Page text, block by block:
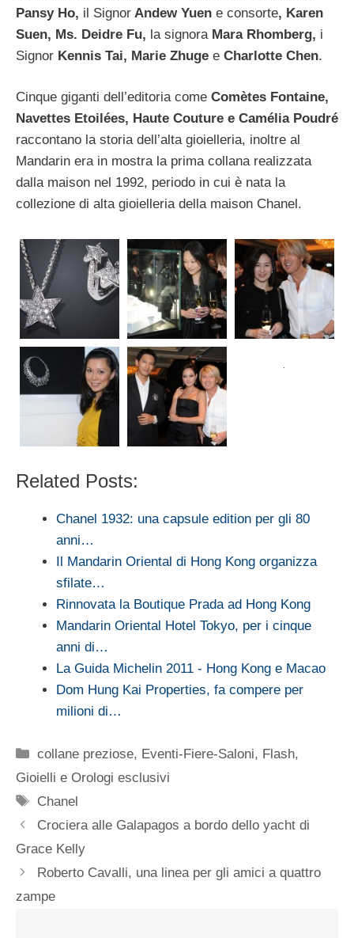
Pansy Ho, il Signor Andew Yuen e consorte, Karen
Suen, Ms. Deidre Fu, la signoraMara Rhomberg, i
Signor Kennis Tai, Marie Zhuge e Charlotte Chen.
Cinque giganti dell’editoria come Comètes Fontaine,
Navettes Etoilées, Haute Couture e Camélia Poudré
raccontano la storia dell’alta gioielleria, inoltre al
Mandarin era in mostra la prima collana realizzata
dalla maison nel 1992, periodo in cui è nata la
collezione di alta gioielleria della maison Chanel.
Related Posts:
Chanel 1932: una capsule edition per gli 80
anni…
Il Mandarin Oriental di Hong Kong organizza
sfilate…
Rinnovata la Boutique Prada ad Hong Kong
Mandarin Oriental Hotel Tokyo, per i cinque
anni di…
La Guida Michelin 2011 - Hong Kong e Macao
Dom Hung Kai Properties, fa compere per
milioni di…
Categorie
collane preziose, Eventi-Fiere-Saloni, Flash,
Gioielli e Orologi esclusivi
Tag
Chanel
Crociera alle Galapagos a bordo dello yacht di
Grace Kelly
Roberto Cavalli, una linea per gli amici a quattro
zampe